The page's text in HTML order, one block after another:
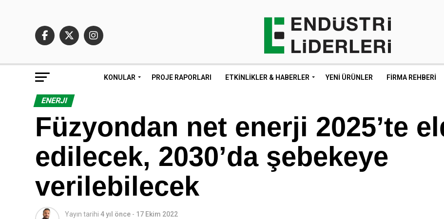
KONULAR PROJE RAPORLARI ETKINLIKLER & HABERLER YENI ÜRÜNLER FIRMA REHBERI
ENERJI
Füzyondan net enerji 2025’te
edilecek, 2030’da şebekeye
verilebilecek
Yayın tarihi 4 yıl önce - 17 Ekim 2022